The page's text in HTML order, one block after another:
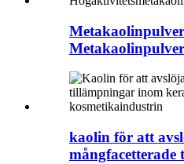
kaolin för att